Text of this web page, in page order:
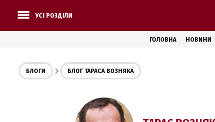
УСІ РОЗДІЛИ
ГОЛОВНА НОВИНИ
БЛОГИ БЛОГ ТАРАСА ВОЗНЯКА